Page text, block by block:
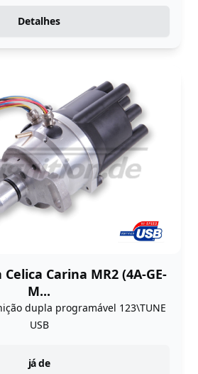
Detalhes
Carina MR2 (4A-GE-
M...
dupla programável 123\TUNE
USB
já de
instock